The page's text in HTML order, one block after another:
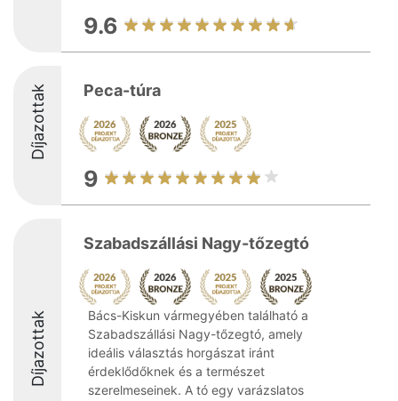
9.6
Díjazottak Peca-túra
9
Díjazottak
Szabadszállási Nagy-tőzegtó
Bács-Kiskun vármegyében található a
Szabadszállási Nagy-tőzegtó, amely
ideális választás horgászat iránt
érdeklődőknek és a természet
szerelmeseinek. A tó egy varázslatos